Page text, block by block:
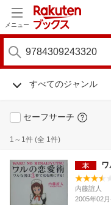
メニュー
すべてのジャンル
セーフサーチ
1～1件 (全 1件)
内藤誼人
2005年02